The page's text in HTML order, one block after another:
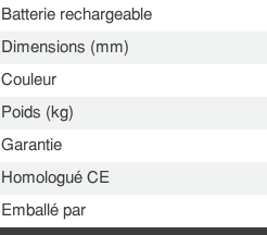
Batterie rechargeable
Dimensions (mm)
Couleur
Poids (kg)
Garantie
Homologué CE
Emballé par